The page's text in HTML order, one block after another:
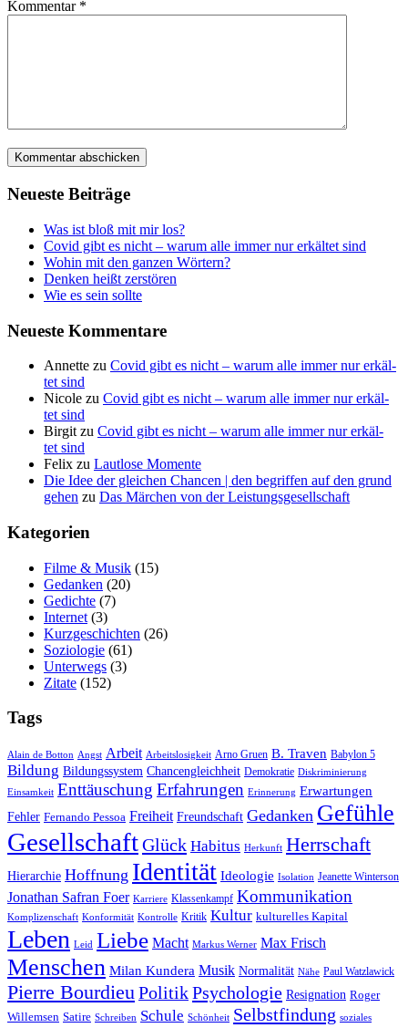
Kommentar *
Neu­es­te Beiträge
Was ist bloß mit mir los?
Covid gibt es nicht – war­um alle immer nur erkäl­tet sind
Wohin mit den gan­zen Wörtern?
Den­ken heißt zerstören
Wie es sein sollte
Neu­es­te Kommentare
Annette zu Covid gibt es nicht – war­um alle immer nur erkäl­
tet sind
Nicole zu Covid gibt es nicht – war­um alle immer nur erkäl­
tet sind
Birgit zu Covid gibt es nicht – war­um alle immer nur erkäl­
tet sind
Felix zu Laut­lo­se Momente
Die Idee der gleichen Chancen | den begriffen auf den grund
gehen zu Das Mär­chen von der Leistungsgesellschaft
Kate­go­rien
Filme & Musik (15)
Gedanken (20)
Gedichte (7)
Internet (3)
Kurzgeschichten (26)
Soziologie (61)
Unterwegs (3)
Zitate (152)
Tags
Alain de Botton Angst Arbeit Arbeitslosigkeit Arno Gruen B. Traven Babylon 5
Bildung Bildungssystem Chancengleichheit Demokratie Diskriminierung
Einsamkeit Enttäuschung Erfahrungen Erinnerung Erwartungen
Fehler Fernando Pessoa Freiheit Freundschaft Gedanken Gefühle
GesellschaftGlück Habitus Herkunft Herrschaft
Hierarchie Hoffnung Identität Ideologie Isolation Jeanette Winterson
Jonathan Safran Foer Karriere Klassenkampf Kommunikation
Komplizenschaft Konformität Kontrolle Kritik Kultur kulturelles Kapital
Leben Leid Liebe Macht Markus Werner Max Frisch
Menschen Milan Kundera Musik Normalität Nähe Paul Watzlawick
Pierre BourdieuPolitikPsychologie Resignation Roger
Willemsen Satire Schreiben Schule Schönheit Selbstfindung soziales